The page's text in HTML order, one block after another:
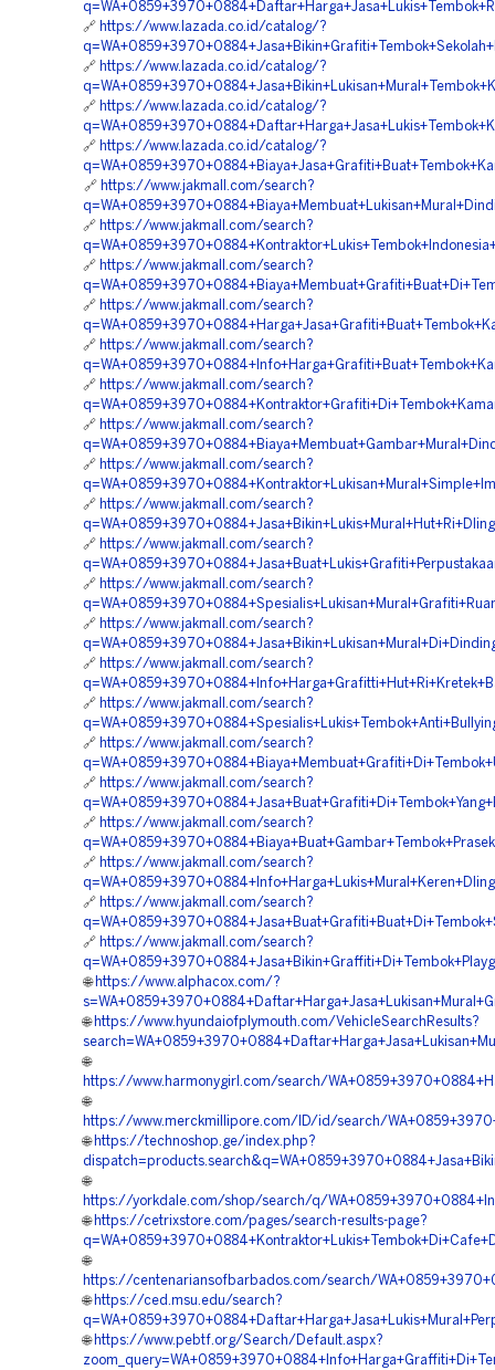
🔗 https://www.lazada.co.id/catalog/?
🔗 https://www.lazada.co.id/catalog/?
🔗 https://www.lazada.co.id/catalog/?
🔗 https://www.lazada.co.id/catalog/?
🔗 https://www.jakmall.com/search?
🔗 https://www.jakmall.com/search?
🔗 https://www.jakmall.com/search?
🔗 https://www.jakmall.com/search?
🔗 https://www.jakmall.com/search?
🔗 https://www.jakmall.com/search?
🔗 https://www.jakmall.com/search?
🔗 https://www.jakmall.com/search?
🔗 https://www.jakmall.com/search?
🔗 https://www.jakmall.com/search?
🔗 https://www.jakmall.com/search?
🔗 https://www.jakmall.com/search?
🔗 https://www.jakmall.com/search?
🔗 https://www.jakmall.com/search?
🔗 https://www.jakmall.com/search?
🔗 https://www.jakmall.com/search?
🔗 https://www.jakmall.com/search?
🔗 https://www.jakmall.com/search?
🔗 https://www.jakmall.com/search?
🔗 https://www.jakmall.com/search?
🌐 https://www.alphacox.com/?
🌐 https://www.hyundaiofplymouth.com/VehicleSearchResults?
🌐
https://www.harmonygirl.com/search/
🌐
https://www.merckmillipore.com/ID/id/search/
🌐 https://technoshop.ge/index.php?
🌐
https://yorkdale.com/shop/search/q/
🌐 https://cetrixstore.com/pages/search-results-page?
🌐
https://centenariansofbarbados.com/search/
🌐 https://ced.msu.edu/search?
🌐 https://www.pebtf.org/Search/Default.aspx?